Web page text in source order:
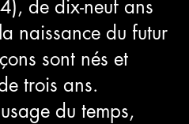
de dix-neuf ans
naissance du futur
sont nés et
trois ans.
du temps,